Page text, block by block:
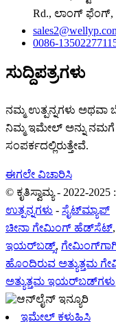
Rd., ಲಾಂಗ್
0086-
ಸುದ್ದಿಪತ್ರಗಳು
ನಮ್ಮ ಉತ್ಪನ್ನಗಳು ಅಥವಾ
ನಿಮ್ಮ ಇಮೇಲ್ ಅನ್ನು ನಮಗೆ
ಸಂಪರ್ಕದಲ್ಲಿರುತ್ತೇವೆ.
ಈಗಲೇ ವಿಚಾರಿಸಿ
© ಕೃತಿಸ್ವಾಮ್ಯ - 2022-
ಉತ್ಪನ್ನಗಳು - ಸೈಟ್‌ಮ್ಯಾಪ್
ಚೀನಾ ಗೇಮಿಂಗ್ ಹೆಡ್‌ಸೆಟ್,
ಇಯರ್‌ಬಡ್ಸ್,
ಹೊಂದಿರುವ ಅತ್ಯುತ್ತಮ
ಅತ್ಯುತ್ತಮ ಇಯರ್‌ಬಡ್‌ಗಳು
ಇಮೇಲ್ ಕಳುಹಿಸಿ